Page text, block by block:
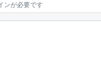
ンが必要です